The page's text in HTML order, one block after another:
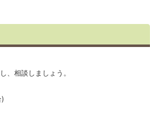
、相談しましょう。